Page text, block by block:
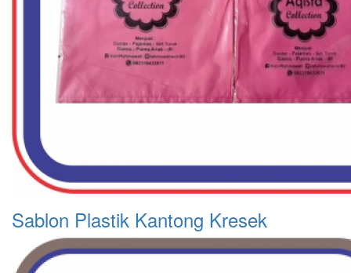
Sablon Plastik Kantong Kresek